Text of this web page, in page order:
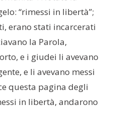
“rimessi in libertà”;
erano stati incarcerati
la Parola,
e i giudei li avevano
e li avevano messi
questa pagina degli
in libertà, andarono